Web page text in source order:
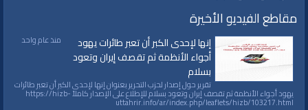
مقاطع الفيديو الأخيرة
منذ عام واحد
إنها لإحدى الكبر أن تعبر طائرات يهود
أجواء الأنظمة ثم تقصف إيران وتعود
بسلام‎
تقرير حول إصدار لحزب التحرير بعنوان إنها لإحدى الكبر أن تعبر طائرات
يهود أجواء الأنظمة ثم تقصف إيران وتعود بسلام‎ للإطلاع على الإصدار كاملاً https://hizb-
uttahrir.info/ar/index.php/leaflets/hizb/103217.html